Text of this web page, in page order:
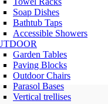
Soap Dishes
Bathtub Taps
Accessible Showers
Garden Tables
Paving Blocks
Outdoor Chairs
Parasol Bases
Vertical trellises